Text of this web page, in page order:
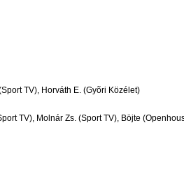
TV), Horváth E. (Gyõri Közélet)
TV), Molnár Zs. (Sport TV), Böjte